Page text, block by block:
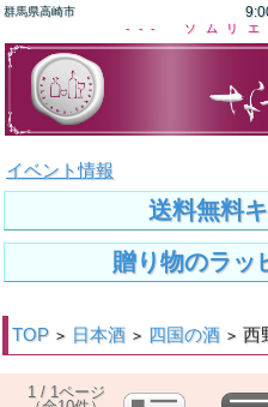
群馬県高崎市
--- ソムリ
イベント情報
送料無料
贈り物のラッ
TOP > 日本酒 > 四国の酒 > 西
1 / 1ページ